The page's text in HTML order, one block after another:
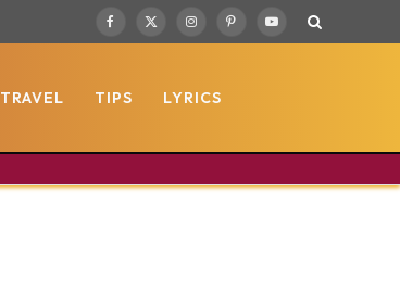
Facebook
X
InstagramPinterestYouTube
TRAVEL TIPS LYRICS